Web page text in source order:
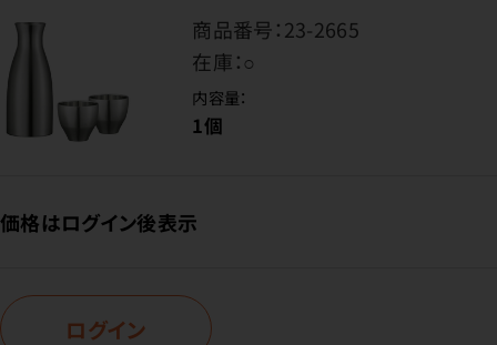
商品番号：23-2665
在庫：○
内容量：
1個
価格はログイン後表示
ログイン